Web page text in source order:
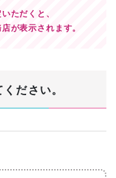
ただくと、
が表示されます。
ださい。